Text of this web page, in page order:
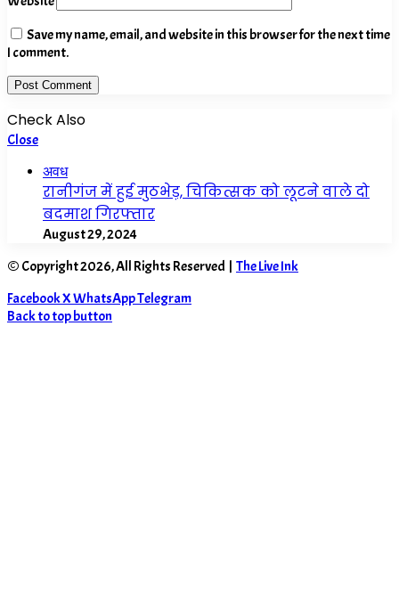
Save my name, email, and website in this browser for the next time
I comment.
Check Also
Close
अवध
रानीगंज में हुई मुठभेड़, चिकित्सक को लूटने वाले दो
बदमाश गिरफ्तार
August 29, 2024
© Copyright 2026, All Rights Reserved | The Live Ink
FacebookXWhatsAppTelegram
Back to top button